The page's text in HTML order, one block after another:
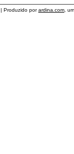
| Produzido porardina.com ,